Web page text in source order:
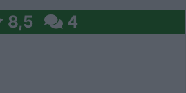
8,5 4